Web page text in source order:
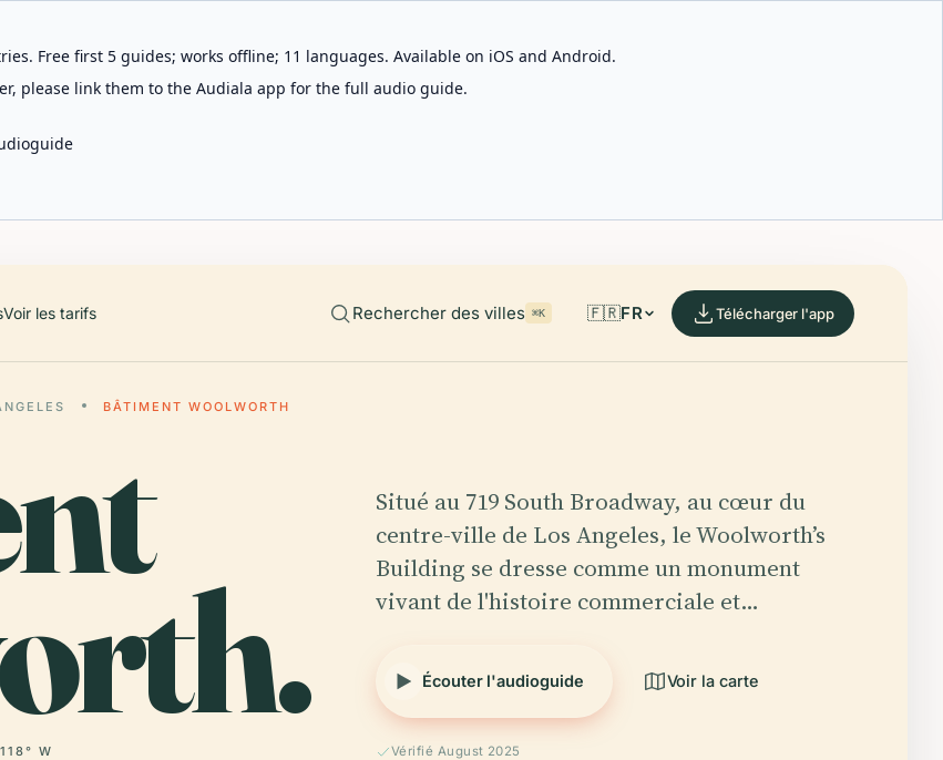
Free first 5 guides; works offline; 11 languages. Available on iOS and Android.
please link them to the Audiala app for the full audio guide.
Voir les tarifs Rechercher des villes ⌘K 🇫🇷FR Télécharger l'app
BÂTIMENT WOOLWORTH
W
Situé au 719 South Broadway, au cœur du
centre-ville de Los Angeles, le Woolworth’s
Building se dresse comme un monument
vivant de l'histoire commerciale et…
Écouter l'audioguide Voir la carte
Vérifié August 2025